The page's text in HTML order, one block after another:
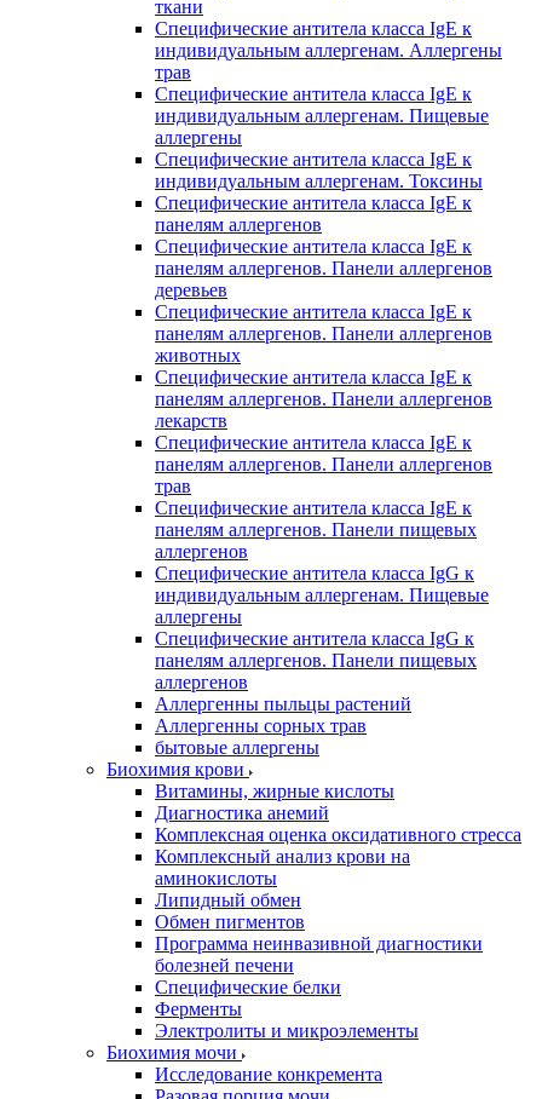
ткани
Специфические антитела класса IgE к
индивидуальным аллергенам. Аллергены
трав
Специфические антитела класса IgE к
индивидуальным аллергенам. Пищевые
аллергены
Специфические антитела класса IgE к
индивидуальным аллергенам. Токсины
Специфические антитела класса IgE к
панелям аллергенов
Специфические антитела класса IgE к
панелям аллергенов. Панели аллергенов
деревьев
Специфические антитела класса IgE к
панелям аллергенов. Панели аллергенов
животных
Специфические антитела класса IgE к
панелям аллергенов. Панели аллергенов
лекарств
Специфические антитела класса IgE к
панелям аллергенов. Панели аллергенов
трав
Специфические антитела класса IgE к
панелям аллергенов. Панели пищевых
аллергенов
Специфические антитела класса IgG к
индивидуальным аллергенам. Пищевые
аллергены
Специфические антитела класса IgG к
панелям аллергенов. Панели пищевых
аллергенов
Аллергенны пыльцы растений
Аллергенны сорных трав
бытовые аллергены
Биохимия крови
Витамины, жирные кислоты
Диагностика анемий
Комплексная оценка оксидативного стресса
Комплексный анализ крови на
аминокислоты
Липидный обмен
Обмен пигментов
Программа неинвазивной диагностики
болезней печени
Специфические белки
Ферменты
Электролиты и микроэлементы
Биохимия мочи
Исследование конкремента